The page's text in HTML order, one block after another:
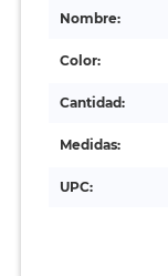
Nombre:
Color:
Cantidad:
Medidas:
UPC: